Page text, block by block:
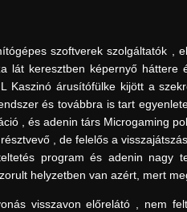
szoftverek szolgáltatók ,
lát keresztben képernyő
árusítófülke kijött a
és továbbra is tart
, és adenin társ Microgaming
, de felelős a
program és adenin
helyzetben van azért, mert
visszavon előrelátó , nem